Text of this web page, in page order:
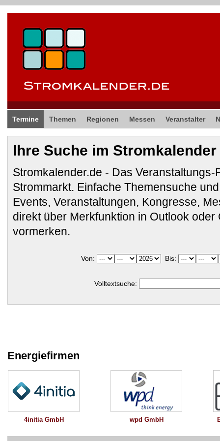
Termine Themen Regionen Messen Veranstalter
Ihre Suche im Stromkalender
Stromkalender.de - Das Veranstaltungs-
Strommarkt. Einfache Themensuche
Events, Veranstaltungen, Kongresse,
direkt über Merkfunktion in Outlook oder
vormerken.
Von: Bis:
Volltextsuche:
Energiefirmen
4initia GmbH wpd GmbH